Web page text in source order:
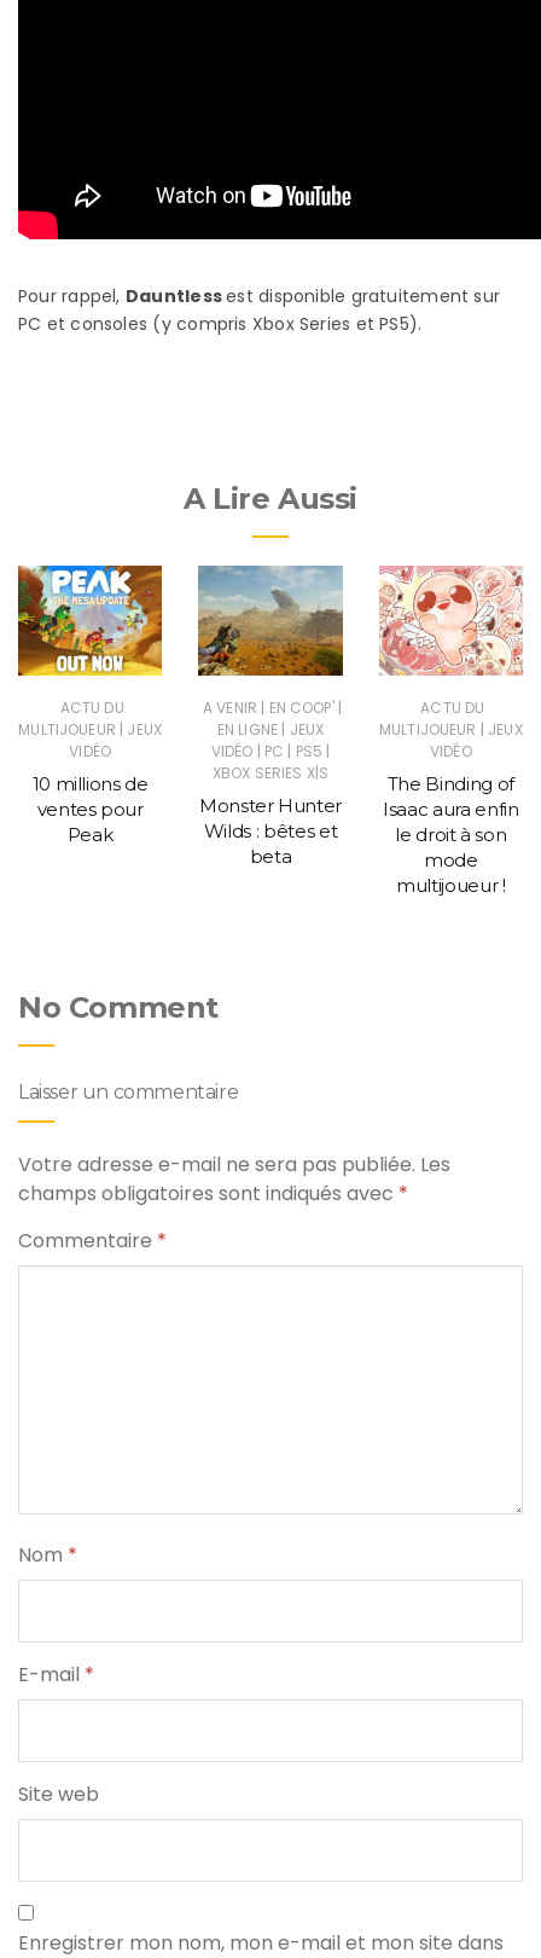
Pour rappel, Dauntlessest disponible gratuitement sur
PC et consoles (y compris Xbox Series et PS5).
A Lire Aussi
ACTU DU
MULTIJOUEUR | JEUX
VIDÉO
10 millions de
ventes pour
Peak
A VENIR | EN COOP' |
EN LIGNE | JEUX
VIDÉO | PC | PS5 |
XBOX SERIES X|S
Monster Hunter
Wilds : bêtes et
beta
ACTU DU
MULTIJOUEUR | JEUX
VIDÉO
The Binding of
Isaac aura enfin
le droit à son
mode
multijoueur !
No Comment
Laisser un commentaire
Votre adresse e-mail ne sera pas publiée. Les
champs obligatoires sont indiqués avec *
Commentaire *
Nom *
E-mail *
Site web
Enregistrer mon nom, mon e-mail et mon site dans